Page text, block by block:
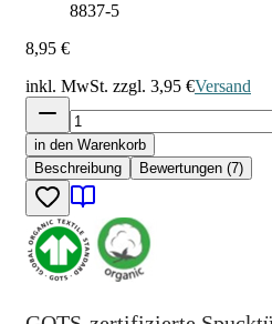
8837-5
8,95 €
inkl. MwSt. zzgl. 3,95 €Versand
in den Warenkorb
Beschreibung
Bewertungen (7)